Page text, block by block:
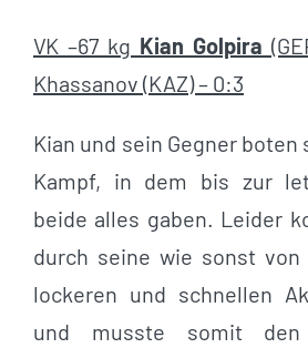
VK –67 kg Kian Golpira
Khassanov (KAZ) – 0:3
Kian und sein Gegner
Kampf, in dem bis zur
beide alles gaben. Leider
durch seine wie sonst von
lockeren und schnellen
und musste somit